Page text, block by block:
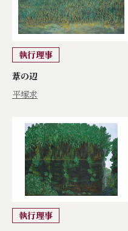
執行理事
葦の辺
平塚求
執行理事